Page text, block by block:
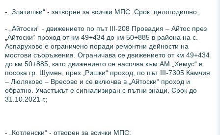
- „Златишки“ - затворен за всички МПС. Срок: целогодишно;
- „Айтоски“ - движението по път III-208 Провадия – Айтос през
„Айтоски“ проход от км 49+434 до км 50+885 в района на с.
Аспарухово е ограничено поради ремонтни дейности на
мостови съоръжения. Ограничава се движението от км 49+434
до км 50+885, като движението се насочва към АМ „Хемус“ в
посока гр. Шумен, през „Ришки“ проход, по път III-7305 Камчия
– Люляково – Вресово и се включва в „Айтоски“ проход и
обратно. Участъкът е сигнализиран с пътни знаци. Срок до
31.10.2021 г.;
- „Котленски“ - отворен за всички МПС;